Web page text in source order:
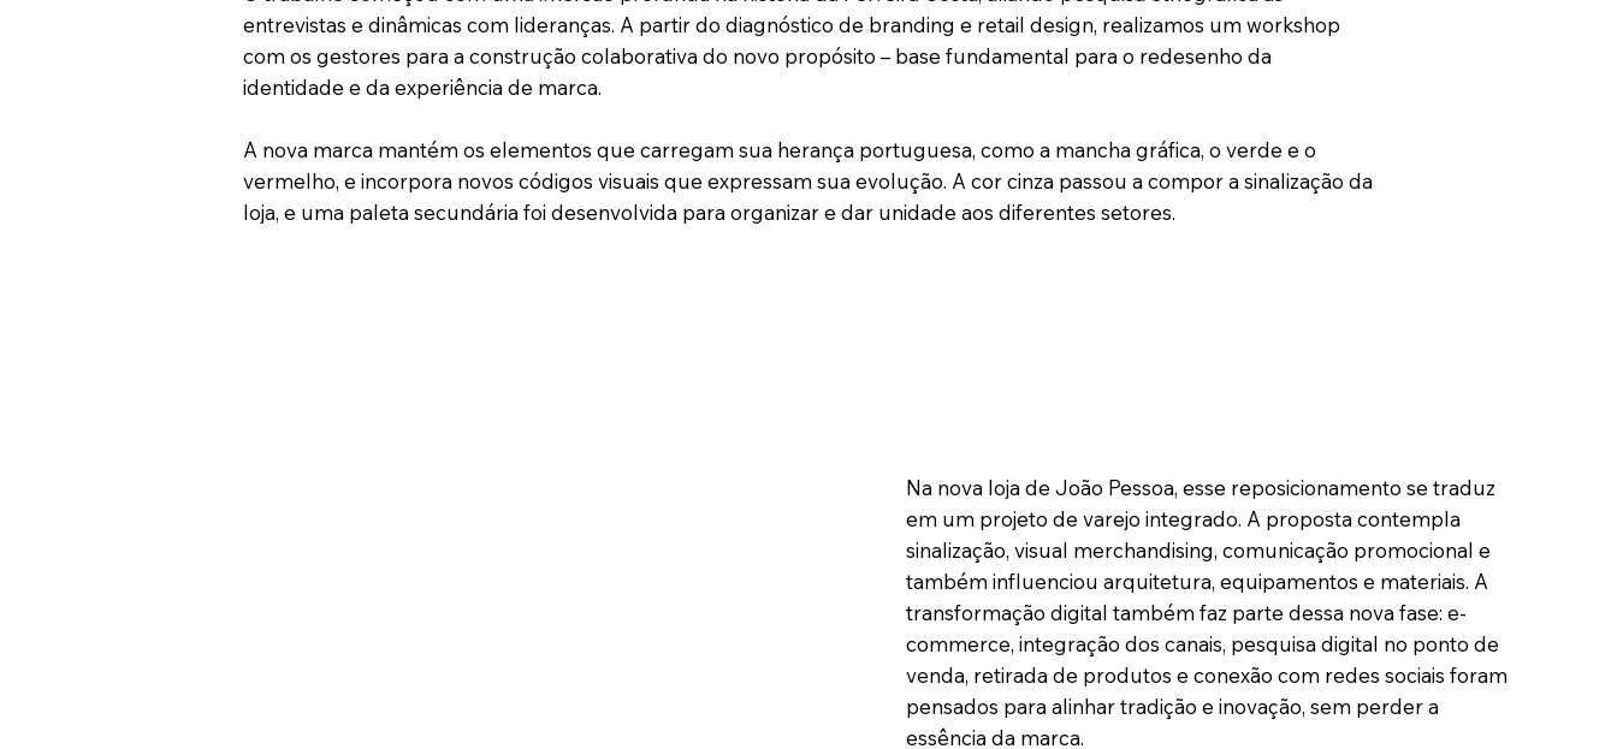
entrevistas e dinâmicas com lideranças. A partir do diagnóstico de branding e retail design, realizamos um workshop
com os gestores para a construção colaborativa do novo propósito – base fundamental para o redesenho da
identidade e da experiência de marca.
A nova marca mantém os elementos que carregam sua herança portuguesa, como a mancha gráfica, o verde e o
vermelho, e incorpora novos códigos visuais que expressam sua evolução. A cor cinza passou a compor a sinalização da
loja, e uma paleta secundária foi desenvolvida para organizar e dar unidade aos diferentes setores.
Na nova loja de João Pessoa, esse reposicionamento se traduz
em um projeto de varejo integrado. A proposta contempla
sinalização, visual merchandising, comunicação promocional e
também influenciou arquitetura, equipamentos e materiais. A
transformação digital também faz parte dessa nova fase: e-
commerce, integração dos canais, pesquisa digital no ponto de
venda, retirada de produtos e conexão com redes sociais foram
pensados para alinhar tradição e inovação, sem perder a
essência da marca.